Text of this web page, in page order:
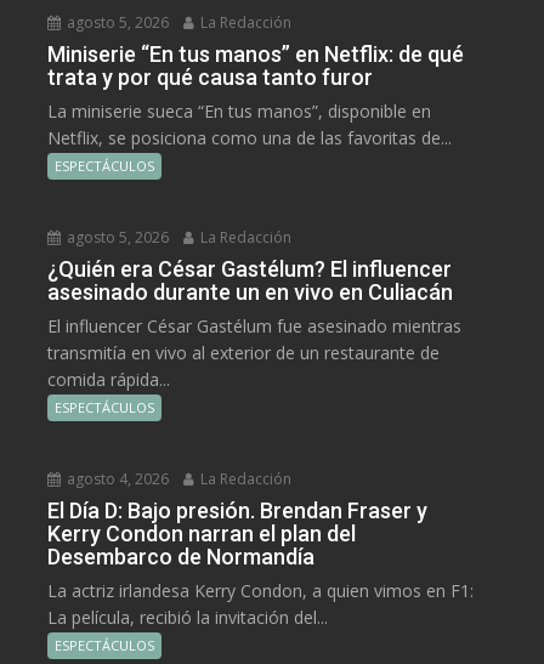
agosto 5, 2026 La Redacción
Miniserie “En tus manos” en Netflix: de qué
trata y por qué causa tanto furor
La miniserie sueca “En tus manos”, disponible en
Netflix, se posiciona como una de las favoritas de...
ESPECTÁCULOS
agosto 5, 2026 La Redacción
¿Quién era César Gastélum? El influencer
asesinado durante un en vivo en Culiacán
El influencer César Gastélum fue asesinado mientras
transmitía en vivo al exterior de un restaurante de
comida rápida...
ESPECTÁCULOS
agosto 4, 2026 La Redacción
El Día D: Bajo presión. Brendan Fraser y
Kerry Condon narran el plan del
Desembarco de Normandía
La actriz irlandesa Kerry Condon, a quien vimos en F1:
La película, recibió la invitación del...
ESPECTÁCULOS